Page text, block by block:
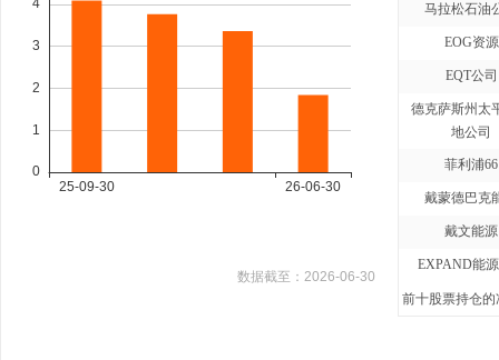
数据截至： 2026-06-30
马拉松石油
EOG资源
EQT公司
德克萨斯州太
地公司
菲利浦66
戴蒙德巴克
戴文能源
EXPAND能
前十股票持仓的